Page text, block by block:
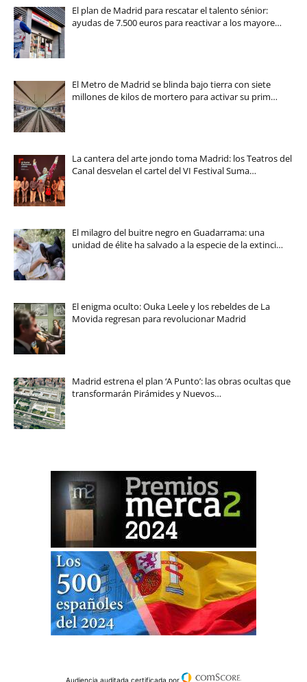
El plan de Madrid para rescatar el talento sénior:
ayudas de 7.500 euros para reactivar a los mayore…
El Metro de Madrid se blinda bajo tierra con siete
millones de kilos de mortero para activar su prim…
La cantera del arte jondo toma Madrid: los Teatros del
Canal desvelan el cartel del VI Festival Suma…
El milagro del buitre negro en Guadarrama: una
unidad de élite ha salvado a la especie de la extinci…
El enigma oculto: Ouka Leele y los rebeldes de La
Movida regresan para revolucionar Madrid
Madrid estrena el plan ‘A Punto’: las obras ocultas que
transformarán Pirámides y Nuevos…
Audiencia auditada certificada por